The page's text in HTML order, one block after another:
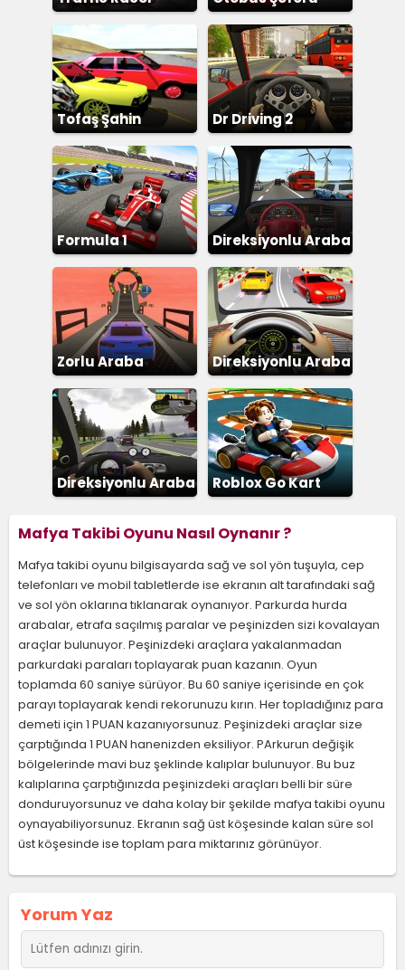
Simülatör
Tofaş Şahin Dr Driving 2
Formula 1
Direksiyonlu Araba
Sürme
Zorlu Araba
Parkuru 3D
Direksiyonlu Araba
Direksiyonlu Araba
Roblox Go Kart
Mafya Takibi Oyunu Nasıl Oynanır ?
Mafya takibi oyunu bilgisayarda sağ ve sol yön tuşuyla, cep
telefonları ve mobil tabletlerde ise ekranın alt tarafındaki sağ
ve sol yön oklarına tıklanarak oynanıyor. Parkurda hurda
arabalar, etrafa saçılmış paralar ve peşinizden sizi kovalayan
araçlar bulunuyor. Peşinizdeki araçlara yakalanmadan
parkurdaki paraları toplayarak puan kazanın. Oyun
toplamda 60 saniye sürüyor. Bu 60 saniye içerisinde en çok
parayı toplayarak kendi rekorunuzu kırın. Her topladığınız para
demeti için 1 PUAN kazanıyorsunuz. Peşinizdeki araçlar size
çarptığında 1 PUAN hanenizden eksiliyor. PArkurun değişik
bölgelerinde mavi buz şeklinde kalıplar bulunuyor. Bu buz
kalıplarına çarptığınızda peşinizdeki araçları belli bir süre
donduruyorsunuz ve daha kolay bir şekilde mafya takibi oyunu
oynayabiliyorsunuz. Ekranın sağ üst köşesinde kalan süre sol
üst köşesinde ise toplam para miktarınız görünüyor.
Yorum Yaz